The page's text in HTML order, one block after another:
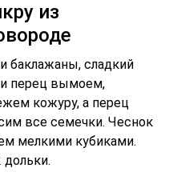
из
баклажаны, сладкий
перец вымоем,
кожуру, а перец
все семечки. Чеснок
мелкими кубиками.
дольки.